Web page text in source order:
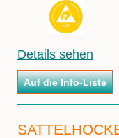
Details sehen